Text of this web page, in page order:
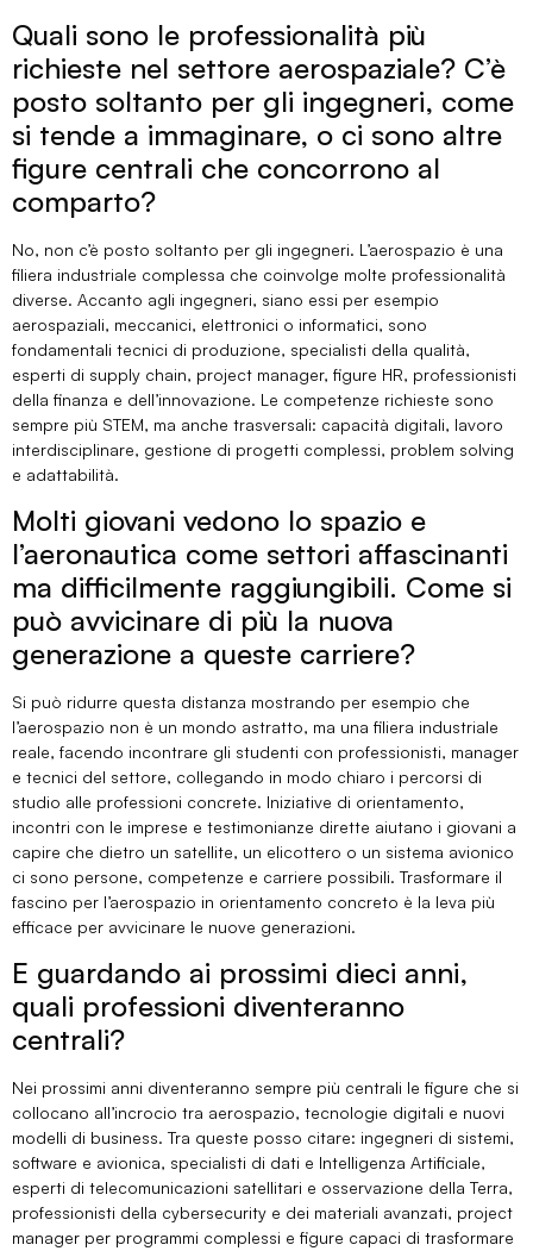
Quali sono le professionalità più
richieste nel settore aerospaziale? C’è
posto soltanto per gli ingegneri, come
si tende a immaginare, o ci sono altre
figure centrali che concorrono al
comparto?
No, non c’è posto soltanto per gli ingegneri. L’aerospazio è una
filiera industriale complessa che coinvolge molte professionalità
diverse. Accanto agli ingegneri, siano essi per esempio
aerospaziali, meccanici, elettronici o informatici, sono
fondamentali tecnici di produzione, specialisti della qualità,
esperti di supply chain, project manager, figure HR, professionisti
della finanza e dell’innovazione. Le competenze richieste sono
sempre più STEM, ma anche trasversali: capacità digitali, lavoro
interdisciplinare, gestione di progetti complessi, problem solving
e adattabilità.
Molti giovani vedono lo spazio e
l’aeronautica come settori affascinanti
ma difficilmente raggiungibili. Come si
può avvicinare di più la nuova
generazione a queste carriere?
Si può ridurre questa distanza mostrando per esempio che
l’aerospazio non è un mondo astratto, ma una filiera industriale
reale, facendo incontrare gli studenti con professionisti, manager
e tecnici del settore, collegando in modo chiaro i percorsi di
studio alle professioni concrete. Iniziative di orientamento,
incontri con le imprese e testimonianze dirette aiutano i giovani a
capire che dietro un satellite, un elicottero o un sistema avionico
ci sono persone, competenze e carriere possibili. Trasformare il
fascino per l’aerospazio in orientamento concreto è la leva più
efficace per avvicinare le nuove generazioni.
E guardando ai prossimi dieci anni,
quali professioni diventeranno
centrali?
Nei prossimi anni diventeranno sempre più centrali le figure che si
collocano all’incrocio tra aerospazio, tecnologie digitali e nuovi
modelli di business. Tra queste posso citare: ingegneri di sistemi,
software e avionica, specialisti di dati e Intelligenza Artificiale,
esperti di telecomunicazioni satellitari e osservazione della Terra,
professionisti della cybersecurity e dei materiali avanzati, project
manager per programmi complessi e figure capaci di trasformare